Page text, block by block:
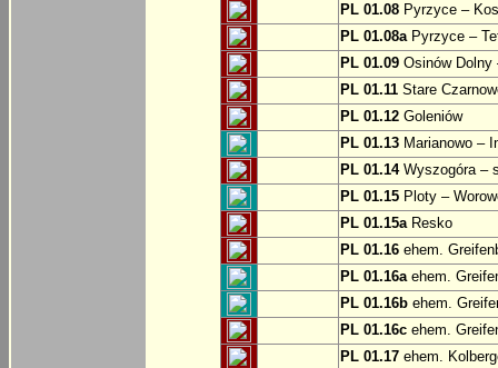
PL 01.08 Pyrzyce –
PL 01.08aPyrzyce –
PL 01.09 Osinów Dolny
PL 01.11 Stare
PL 01.12 Goleniów
PL 01.13 Marianowo –
PL 01.14Wyszogóra –
PL 01.15 Ploty –
PL 01.15aResko
PL 01.16 ehem.
PL 01.16aehem.
PL 01.16b ehem.
PL 01.16c ehem.
PL 01.17 ehem.